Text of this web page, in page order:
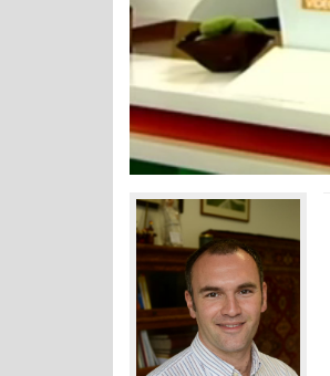
kikapcsolva
Betöltve:
0%
Állapot:
0%